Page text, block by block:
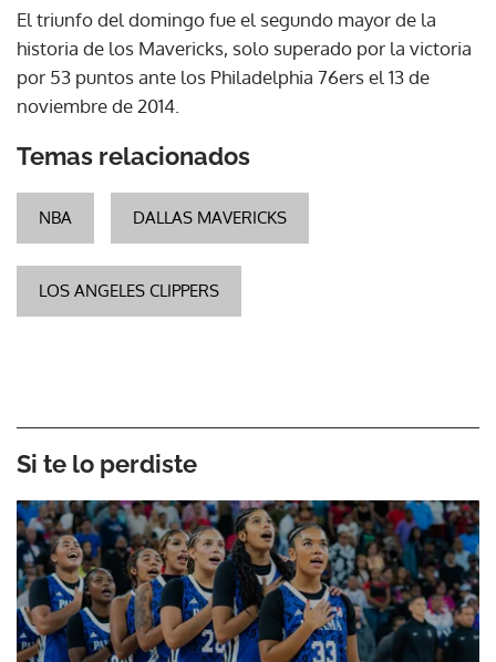
El triunfo del domingo fue el segundo mayor de la
historia de los Mavericks, solo superado por la victoria
por 53 puntos ante los Philadelphia 76ers el 13 de
noviembre de 2014.
Temas relacionados
NBA DALLAS MAVERICKS
LOS ANGELES CLIPPERS
Si te lo perdiste